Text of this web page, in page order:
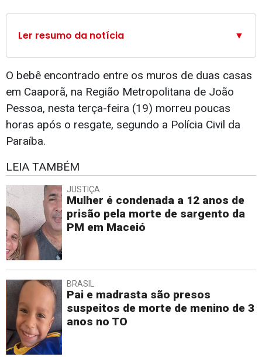
Ler resumo da notícia ▼
O bebê encontrado entre os muros de duas casas
em Caaporã, na Região Metropolitana de João
Pessoa, nesta terça-feira (19) morreu poucas
horas após o resgate, segundo a Polícia Civil da
Paraíba.
LEIA TAMBÉM
JUSTIÇA
Mulher é condenada a 12 anos de
prisão pela morte de sargento da
PM em Maceió
BRASIL
Pai e madrasta são presos
suspeitos de morte de menino de 3
anos no TO